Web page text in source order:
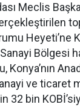
Meclis
Heyeti’ne
Bölgesi
Konya’nın
ve ticaret
32 bin